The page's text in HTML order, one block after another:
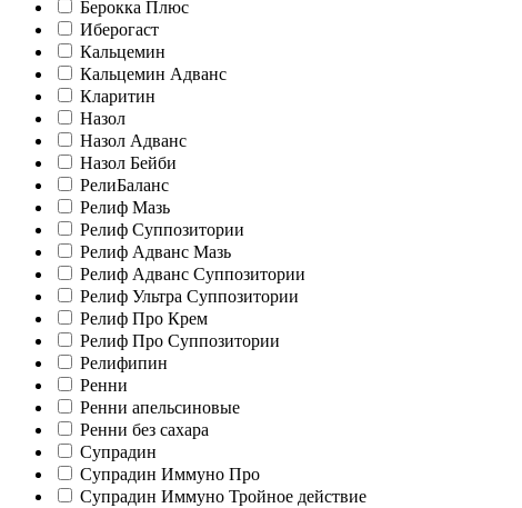
Берокка Плюс
Иберогаст
Кальцемин
Кальцемин Адванс
Кларитин
Назол
Назол Адванс
Назол Бейби
РелиБаланс
Релиф Мазь
Релиф Суппозитории
Релиф Адванс Мазь
Релиф Адванс Суппозитории
Релиф Ультра Суппозитории
Релиф Про Крем
Релиф Про Суппозитории
Релифипин
Ренни
Ренни апельсиновые
Ренни без сахара
Супрадин
Супрадин Иммуно Про
Супрадин Иммуно Тройное действие